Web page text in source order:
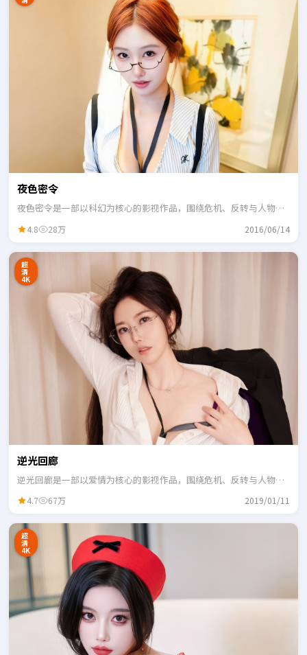
夜色密令
夜色密令是一部以科幻为核心的影视作品，围绕危机、反转与人物成
4.8 28万 2016/06/14
超
清
4K
逆光回廊
逆光回廊是一部以爱情为核心的影视作品，围绕危机、反转与人物成
4.7 67万 2019/01/11
超
清
4K